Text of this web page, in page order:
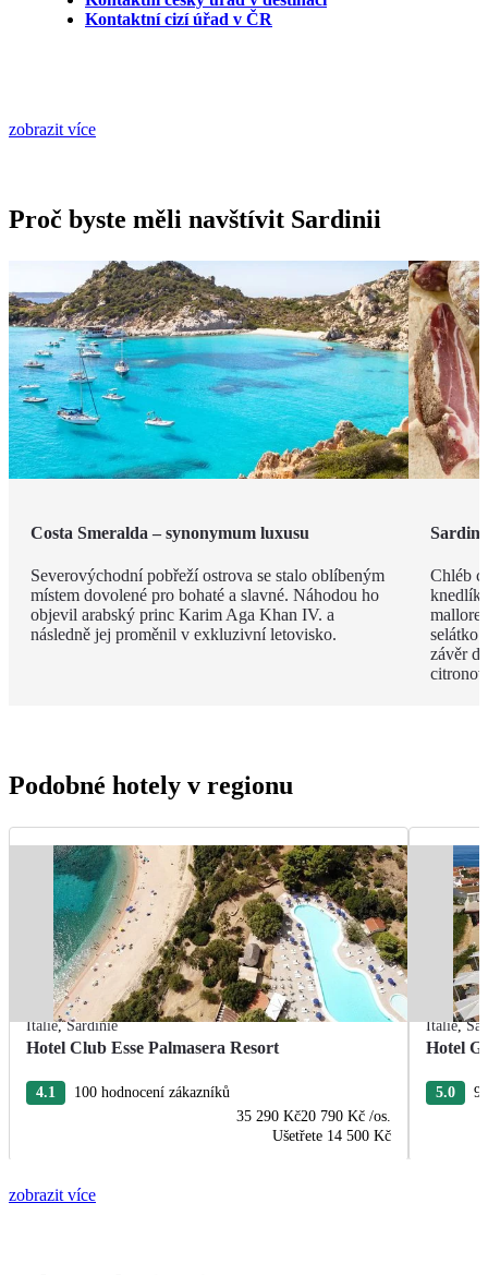
Kontaktní cizí úřad v ČR
zobrazit více
Proč byste měli navštívit Sardinii
Costa Smeralda – synonymum luxusu
Severovýchodní pobřeží ostrova se stalo oblíbeným
místem dovolené pro bohaté a slavné. Náhodou ho
objevil arabský princ Karim Aga Khan IV. a
následně jej proměnil v exkluzivní letovisko.
Chléb
selátko
závěr
Podobné hotely v regionu
Itálie,Sardinie
Hotel Club Esse Palmasera Resort
4.1
100 hodnocení zákazníků
35 290 Kč20 790 Kč /os.
Ušetřete 14 500 Kč
Itálie,
Hotel
5.0
zobrazit více